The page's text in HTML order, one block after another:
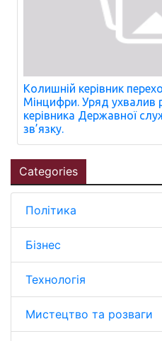
Колишній керівник
Мінцифри. Уряд ухвалив
керівника Державної
зв’язку.
Categories
Політика
Бізнес
Технологія
Мистецтво та розваги